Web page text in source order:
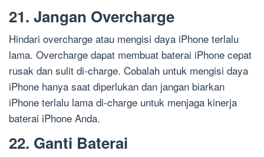
21. Jangan Overcharge
Hindari overcharge atau mengisi daya iPhone terlalu
lama. Overcharge dapat membuat baterai iPhone cepat
rusak dan sulit di-charge. Cobalah untuk mengisi daya
iPhone hanya saat diperlukan dan jangan biarkan
iPhone terlalu lama di-charge untuk menjaga kinerja
baterai iPhone Anda.
22. Ganti Baterai